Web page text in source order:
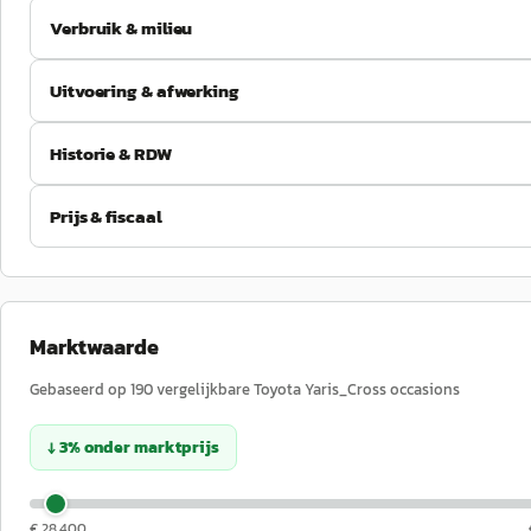
Verbruik & milieu
Uitvoering & afwerking
Historie & RDW
Prijs & fiscaal
Marktwaarde
Gebaseerd op 190vergelijkbareToyotaYaris_Crossoccasions
↓3%ondermarktprijs